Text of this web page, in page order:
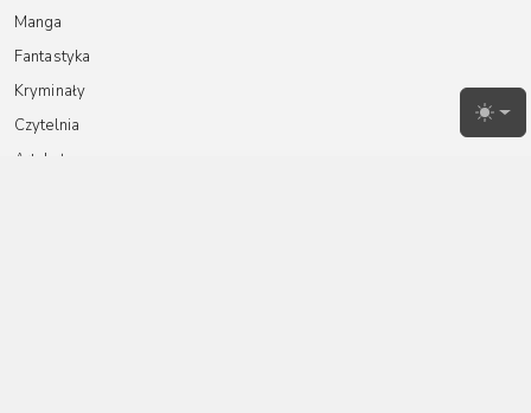
Manga
Fantastyka
Kryminały
Czytelnia
Artykuły